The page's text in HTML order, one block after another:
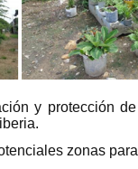
y protección
zonas